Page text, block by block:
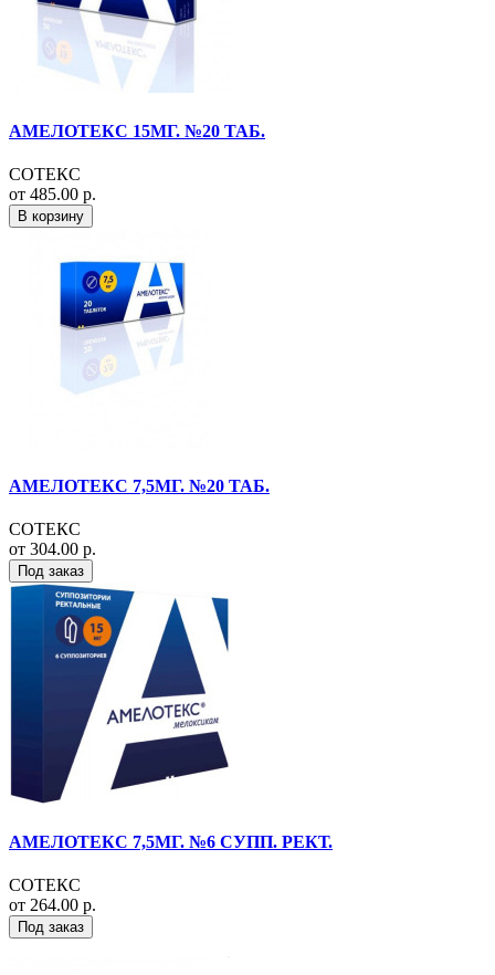
АМЕЛОТЕКС 15МГ. №20 ТАБ.
СОТЕКС
от 485.00 р.
В корзину
АМЕЛОТЕКС 7,5МГ. №20 ТАБ.
СОТЕКС
от 304.00 р.
Под заказ
АМЕЛОТЕКС 7,5МГ. №6 СУПП. РЕКТ.
СОТЕКС
от 264.00 р.
Под заказ